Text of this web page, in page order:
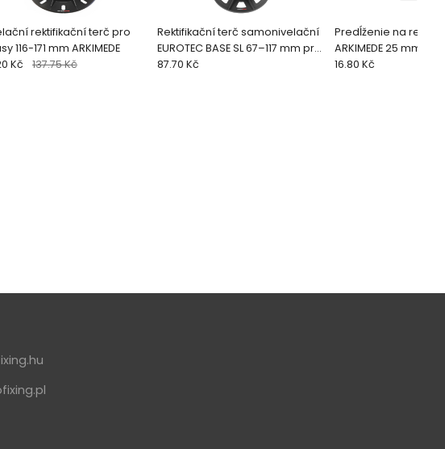
rektifikační terč pro
116-171 mm ARKIMEDE
Kč 137.75 Kč
Rektifikační terč samonivelační
EUROTEC BASE SL 67–117 mm pro
hliníkový profil QFX-ALU
87.70 Kč
Predĺženie na
ARKIMEDE 25 mm
16.80 Kč